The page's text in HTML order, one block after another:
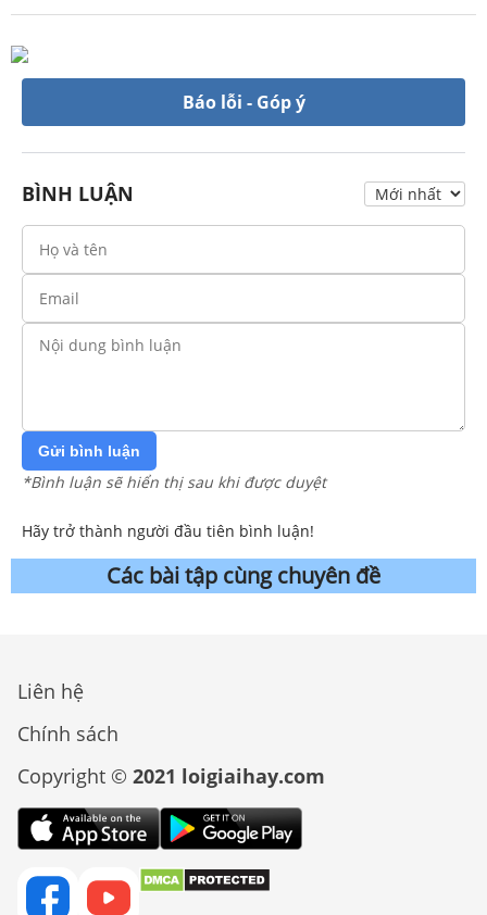
Báo lỗi - Góp ý
BÌNH LUẬN
Gửi bình luận
*Bình luận sẽ hiển thị sau khi được duyệt
Hãy trở thành người đầu tiên bình luận!
Các bài tập cùng chuyên đề
Liên hệ
Chính sách
Copyright © 2021 loigiaihay.com